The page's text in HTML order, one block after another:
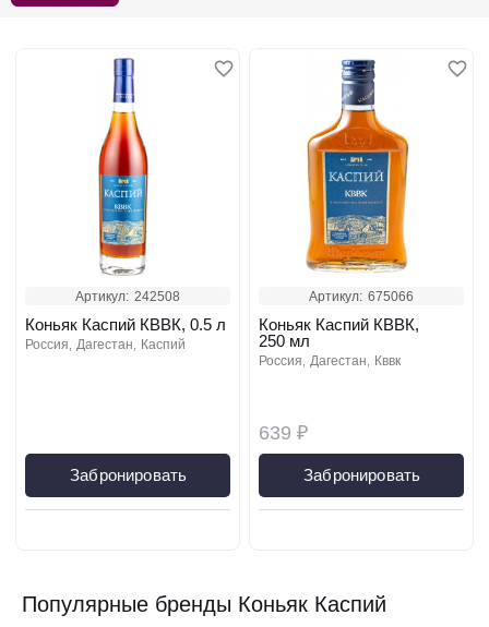
Артикул: 242508
Коньяк Каспий КВВК, 0.5 л
россия дагестан каспий
Забронировать
Артикул: 675066
639 ₽
Коньяк Каспий КВВК,
250 мл
россия дагестан кввк
Забронировать
Популярные бренды Коньяк Каспий